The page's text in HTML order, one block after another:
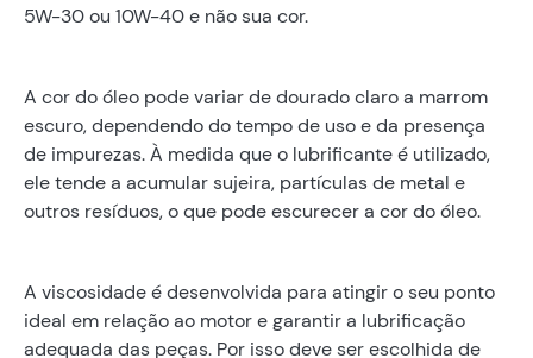
5W-30 ou 10W-40 e não sua cor.
A cor do óleo pode variar de dourado claro a marrom
escuro, dependendo do tempo de uso e da presença
de impurezas. À medida que o lubrificante é utilizado,
ele tende a acumular sujeira, partículas de metal e
outros resíduos, o que pode escurecer a cor do óleo.
A viscosidade é desenvolvida para atingir o seu ponto
ideal em relação ao motor e garantir a lubrificação
adequada das peças. Por isso deve ser escolhida de